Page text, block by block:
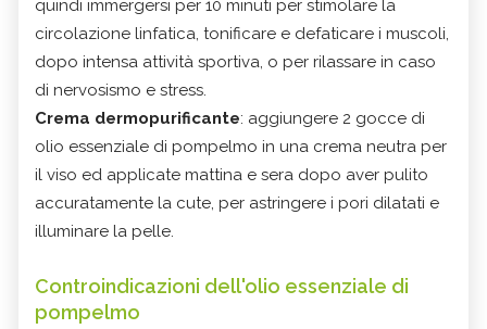
quindi immergersi per 10 minuti per stimolare la
circolazione linfatica, tonificare e defaticare i muscoli,
dopo intensa attività sportiva, o per rilassare in caso
di nervosismo e stress.
Crema dermopurificante: aggiungere 2 gocce di
olio essenziale di pompelmo in una crema neutra per
il viso ed applicate mattina e sera dopo aver pulito
accuratamente la cute, per astringere i pori dilatati e
illuminare la pelle.
Controindicazioni dell'olio essenziale di
pompelmo